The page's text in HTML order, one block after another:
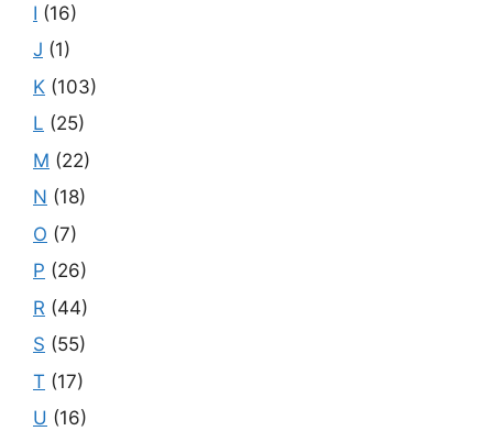
I (16)
J (1)
K (103)
L (25)
M (22)
N (18)
O (7)
P (26)
R (44)
S (55)
T (17)
U (16)